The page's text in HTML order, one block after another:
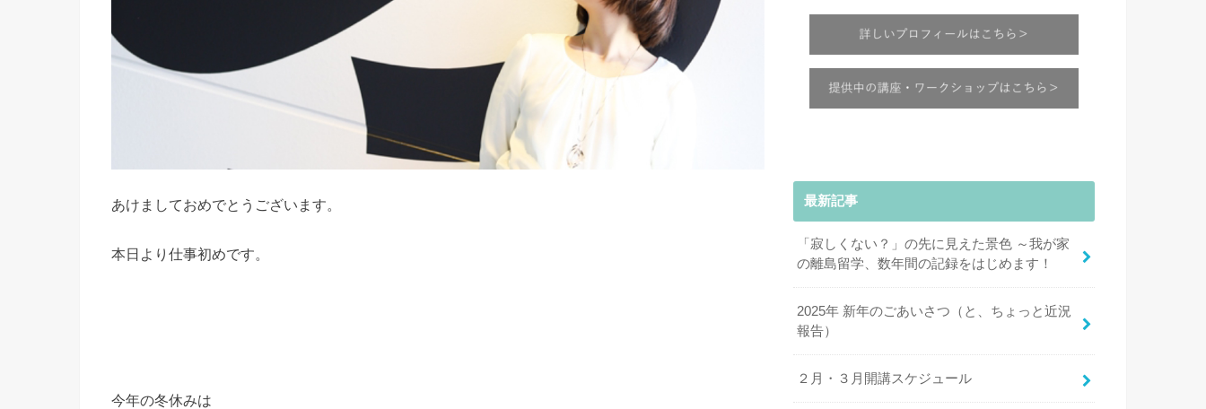
あけましておめでとうございます。
本日より仕事初めです。
今年の冬休みは
最新記事
「寂しくない？」の先に見えた景色 ～我が家
の離島留学、数年間の記録をはじめます！
2025年 新年のごあいさつ（と、ちょっと近況
報告）
２月・３月開講スケジュール